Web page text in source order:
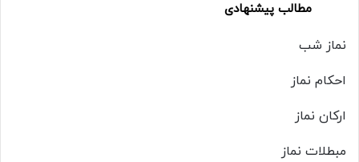
مطالب پیشنهادی
نماز شب
احکام نماز
ارکان نماز
مبطلات نماز